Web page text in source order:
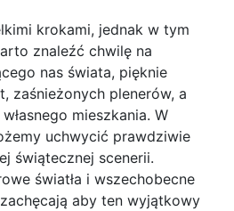
krokami, jednak w tym
znaleźć chwilę na
nas świata, pięknie
zaśnieżonych plenerów, a
mieszkania. W
uchwycić prawdziwie
świątecznej scenerii.
światła i wszechobecne
aby ten wyjątkowy